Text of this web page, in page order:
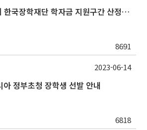
2023학년도 2학기 한국장학재단 학자금 지원구간 산정 안내(장학소득증빙)
8691
정부초청 장학생 선발 안내
6818
2023-06-14